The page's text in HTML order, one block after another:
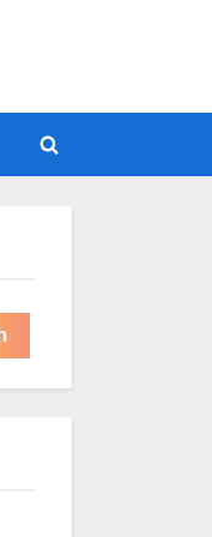
Toggle